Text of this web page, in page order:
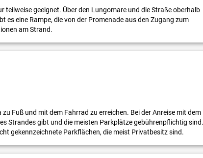
geeignet. Über den Lungomare und die Straße oberhalb
eine Rampe, die von der Promenade aus den Zugang zum
am Strand.
Fuß und mit dem Fahrrad zu erreichen. Bei der Anreise mit dem
Strandes gibt und die meisten Parkplätze gebührenpflichtig sind.
gekennzeichnete Parkflächen, die meist Privatbesitz sind.